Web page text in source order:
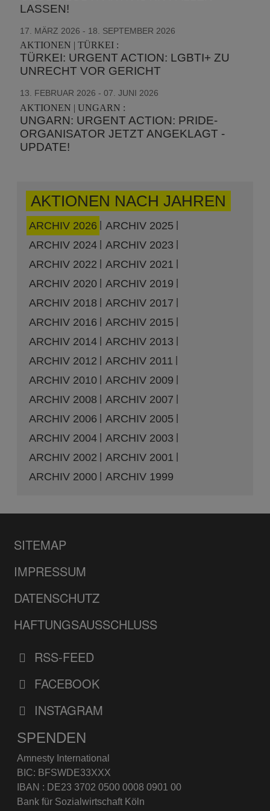
LASSEN!
17. MÄRZ 2026 - 18. SEPTEMBER 2026
AKTIONEN | TÜRKEI :
TÜRKEI: URGENT ACTION: LGBTI+ ZU
UNRECHT VOR GERICHT
13. FEBRUAR 2026 - 07. JUNI 2026
AKTIONEN | UNGARN :
UNGARN: URGENT ACTION: PRIDE-
ORGANISATOR JETZT ANGEKLAGT -
UPDATE!
AKTIONEN NACH JAHREN
ARCHIV 2026
ARCHIV 2025
ARCHIV 2024
ARCHIV 2023
ARCHIV 2022
ARCHIV 2021
ARCHIV 2020
ARCHIV 2019
ARCHIV 2018
ARCHIV 2017
ARCHIV 2016
ARCHIV 2015
ARCHIV 2014
ARCHIV 2013
ARCHIV 2012
ARCHIV 2011
ARCHIV 2010
ARCHIV 2009
ARCHIV 2008
ARCHIV 2007
ARCHIV 2006
ARCHIV 2005
ARCHIV 2004
ARCHIV 2003
ARCHIV 2002
ARCHIV 2001
ARCHIV 2000
ARCHIV 1999
SITEMAP
IMPRESSUM
DATENSCHUTZ
HAFTUNGSAUSSCHLUSS
RSS-FEED
FACEBOOK
INSTAGRAM
SPENDEN
Amnesty International
BIC: BFSWDE33XXX
IBAN : DE23 3702 0500 0008 0901 00
Bank für Sozialwirtschaft Köln